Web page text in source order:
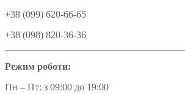
+38 (099) 620-66-65
+38 (098) 820-36-36
Режим роботи:
Пн – Пт: з 09:00 до 19:00